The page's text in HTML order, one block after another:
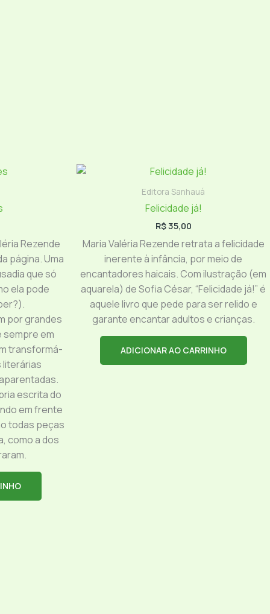
Rezende
página. Uma
que só
ela pode
por grandes
sempre em
transformá-
literárias
escrita do
em frente
todas peças
como a dos
Editora Sanhauá
Felicidade já!
R$35,00
Maria Valéria Rezende retrata a felicidade
inerente à infância, por meio de
encantadores haicais. Com ilustração (em
aquarela) de Sofia César, “Felicidade já!” é
aquele livro que pede para ser relido e
garante encantar adultos e crianças.
ADICIONAR AO CARRINHO